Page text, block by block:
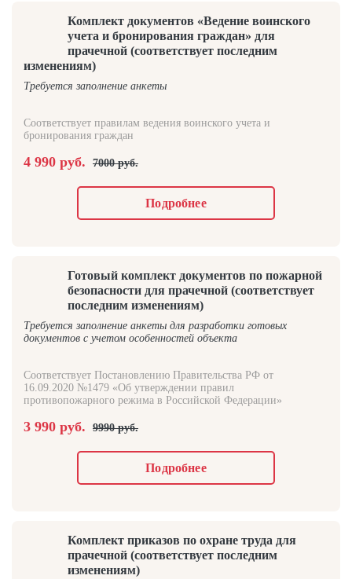
Программы
Списки и направления
Бесплатно
Комплект документов «Ведение воинского
учета и бронирования граждан» для
прачечной (соответствует последним
изменениям)
Требуется заполнение анкеты
Соответствует правилам ведения воинского учета и
бронирования граждан
4 990 руб. 7000 руб.
Подробнее
Готовый комплект документов по пожарной
безопасности для прачечной (соответствует
последним изменениям)
Требуется заполнение анкеты для разработки готовых
документов с учетом особенностей объекта
Соответствует Постановлению Правительства РФ от
16.09.2020 №1479 «Об утверждении правил
противопожарного режима в Российской Федерации»
3 990 руб. 9990 руб.
Подробнее
Комплект приказов по охране труда для
прачечной (соответствует последним
изменениям)